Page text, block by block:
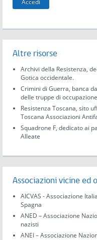
Altre risorse
Archivi della Resistenza,
Gotica occidentale.
Crimini di Guerra, banca
delle truppe di
Resistenza Toscana, sito
Toscana Associazioni
Squadrone F, dedicato ai
Alleate
Associazioni vicine ed
AICVAS - Associazione
Spagna
ANED – Associazione
nazisti
ANEI – Associazione